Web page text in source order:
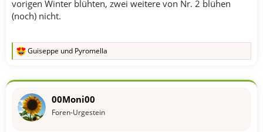
vorigen Winter blühten, zwei weitere von Nr. 2 blühen
(noch) nicht.
R
k
o
Guiseppe und Pyromella
00Moni00
Foren-Urgestein